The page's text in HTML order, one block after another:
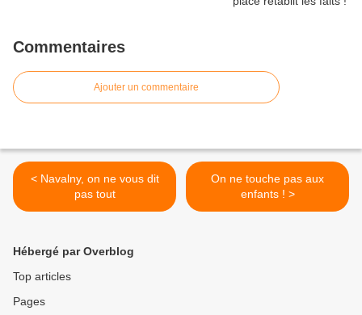
Commentaires
Ajouter un commentaire
< Navalny, on ne vous dit
pas tout
On ne touche pas aux
enfants ! >
Hébergé par Overblog
Top articles
Pages